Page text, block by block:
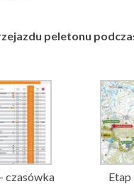
peletonu
czasówka Etap